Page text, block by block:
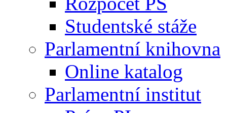
Studentské stáže
Parlamentní knihovna
Online katalog
Parlamentní institut